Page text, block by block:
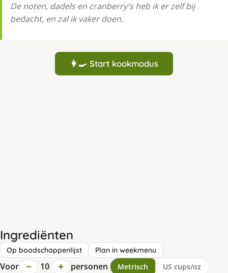
De noten, dadels en cranberry's heb ik er zelf bij
bedacht, en zal ik vaker doen.
👩‍🍳 Start kookmodus
Ingrediënten
Op boodschappenlijst Plan in weekmenu
Voor − 10 + personen Metrisch US cups/oz